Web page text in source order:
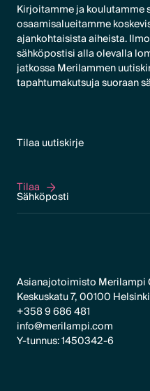
Kirjoitamme ja koulutamme
osaamisalueitamme
ajankohtaisista aiheista.
sähköpostisi alla olevalla
jatkossa Merilammen
tapahtumakutsuja suoraan
Tilaa uutiskirje
Tilaa
Tilaa
Asianajotoimisto Merilampi
Keskuskatu 7, 00100 Helsinki
+358 9 686 481
info@merilampi.com
Y-tunnus: 1450342-6